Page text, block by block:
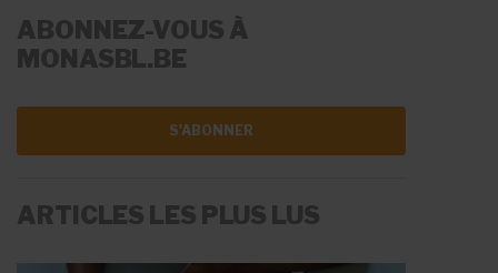
ABONNEZ-VOUS À
MONASBL.BE
S'ABONNER
ARTICLES LES PLUS LUS